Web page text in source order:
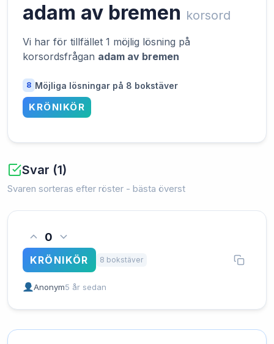
adam av bremen korsord
Vi har för tillfället 1 möjlig lösning på
korsordsfrågan adam av bremen
8 Möjliga lösningar på 8 bokstäver
KRÖNIKÖR
Svar (1)
Svaren sorteras efter röster - bästa överst
0
KRÖNIKÖR 8 bokstäver
Anonym5 år sedan